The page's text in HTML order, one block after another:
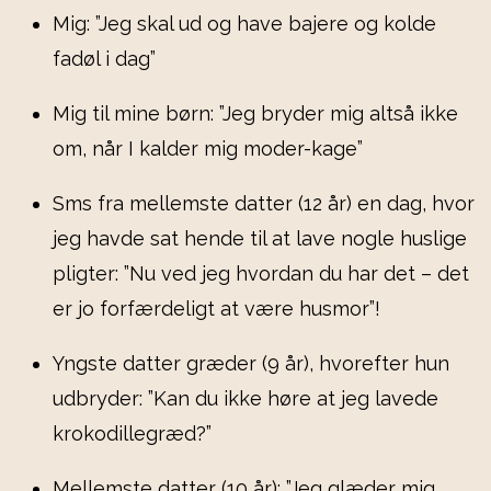
Mig: ”Jeg skal ud og have bajere og kolde
fadøl i dag”
Mig til mine børn: ”Jeg bryder mig altså ikke
om, når I kalder mig moder-kage”
Sms fra mellemste datter (12 år) en dag, hvor
jeg havde sat hende til at lave nogle huslige
pligter: ”Nu ved jeg hvordan du har det – det
er jo forfærdeligt at være husmor”!
Yngste datter græder (9 år), hvorefter hun
udbryder: ”Kan du ikke høre at jeg lavede
krokodillegræd?”